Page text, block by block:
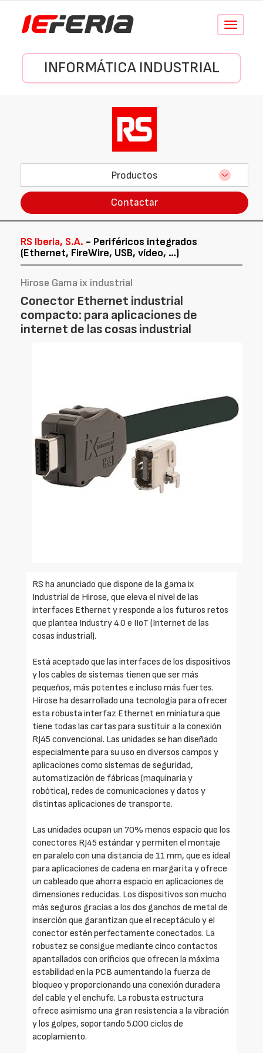
Conmutar
INFORMÁTICA INDUSTRIAL
Productos
Contactar
RS Iberia, S.A. - Periféricos integrados
(Ethernet, FireWire, USB, vídeo, …)
Hirose Gama ix industrial
Conector Ethernet industrial
compacto: para aplicaciones de
internet de las cosas industrial
RS ha anunciado que dispone de la gama ix
Industrial de Hirose, que eleva el nivel de las
interfaces Ethernet y responde a los futuros retos
que plantea Industry 4.0 e IIoT (Internet de las
cosas industrial).
Está aceptado que las interfaces de los dispositivos
y los cables de sistemas tienen que ser más
pequeños, más potentes e incluso más fuertes.
Hirose ha desarrollado una tecnología para ofrecer
esta robusta interfaz Ethernet en miniatura que
tiene todas las cartas para sustituir a la conexión
RJ45 convencional. Las unidades se han diseñado
especialmente para su uso en diversos campos y
aplicaciones como sistemas de seguridad,
automatización de fábricas (maquinaria y
robótica), redes de comunicaciones y datos y
distintas aplicaciones de transporte.
Las unidades ocupan un 70% menos espacio que los
conectores RJ45 estándar y permiten el montaje
en paralelo con una distancia de 11 mm, que es ideal
para aplicaciones de cadena en margarita y ofrece
un cableado que ahorra espacio en aplicaciones de
dimensiones reducidas. Los dispositivos son mucho
más seguros gracias a los dos ganchos de metal de
inserción que garantizan que el receptáculo y el
conector estén perfectamente conectados. La
robustez se consigue mediante cinco contactos
apantallados con orificios que ofrecen la máxima
estabilidad en la PCB aumentando la fuerza de
bloqueo y proporcionando una conexión duradera
del cable y el enchufe. La robusta estructura
ofrece asimismo una gran resistencia a la vibración
y los golpes, soportando 5.000 ciclos de
acoplamiento.